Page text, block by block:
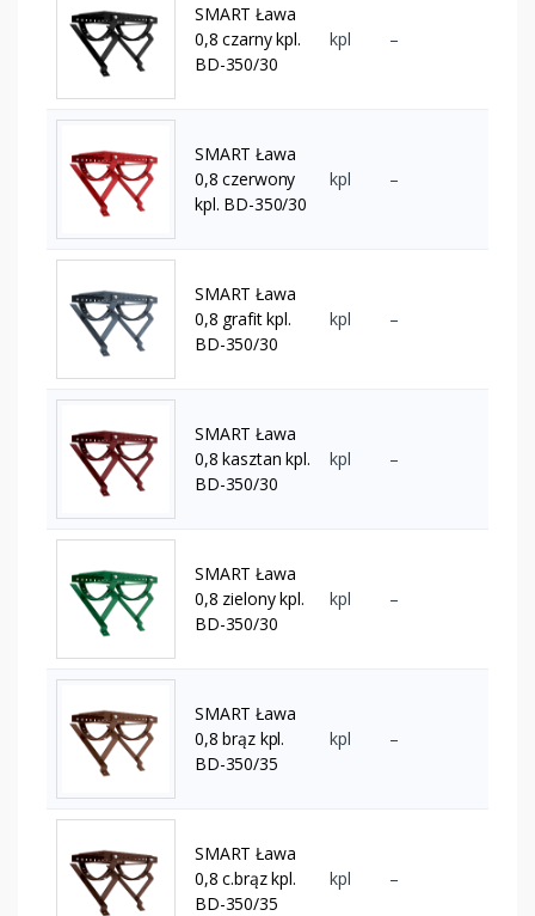
SMART Ława
0,8 czarny kpl.
BD-350/30
kpl –
SMART Ława
0,8 czerwony
kpl. BD-350/30
kpl –
SMART Ława
0,8 grafit kpl.
BD-350/30
kpl –
SMART Ława
0,8 kasztan kpl.
BD-350/30
kpl –
SMART Ława
0,8 zielony kpl.
BD-350/30
kpl –
SMART Ława
0,8 brąz kpl.
BD-350/35
kpl –
SMART Ława
0,8 c.brąz kpl.
BD-350/35
kpl –